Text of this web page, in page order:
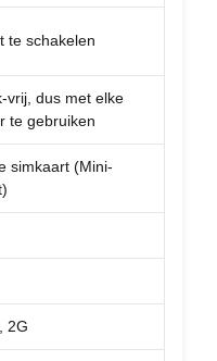
te schakelen
vrij, dus met elke
te gebruiken
simkaart (Mini-
2G